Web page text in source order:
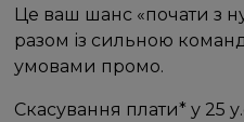
Це ваш шанс «почати з
разом із сильною
умовами промо.
Скасування плати* у 25